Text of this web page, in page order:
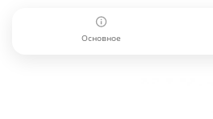
Основное